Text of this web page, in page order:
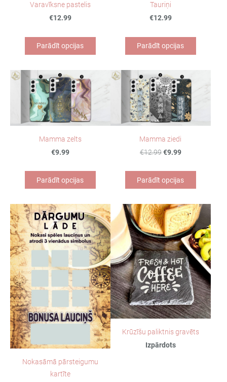
Varavīksne pastelis
€12.99
Parādīt opcijas
Tauriņi
€12.99
Parādīt opcijas
Mamma zelts
€9.99
Parādīt opcijas
Mamma ziedi
€12.99€9.99
Parādīt opcijas
Nokasāmā pārsteigumu
kartīte
Krūzīšu paliktnis gravēts
Izpārdots